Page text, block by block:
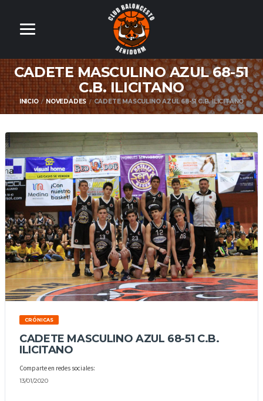
CADETE MASCULINO AZUL 68-51
C.B. ILICITANO
INICIO NOVEDADES CADETE MASCULINO AZUL 68-51 C.B. ILICITANO
CRÓNICAS
CADETE MASCULINO AZUL 68-51 C.B.
ILICITANO
Comparte en redes sociales:
13/01/2020